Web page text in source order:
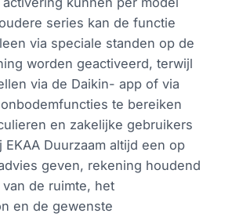
series kan de functie
via speciale standen op de
worden geactiveerd, terwijl
via de Daikin- app of via
te bereiken
en zakelijke gebruikers
Duurzaam altijd een op
geven, rekening houdend
de ruimte, het
en de gewenste